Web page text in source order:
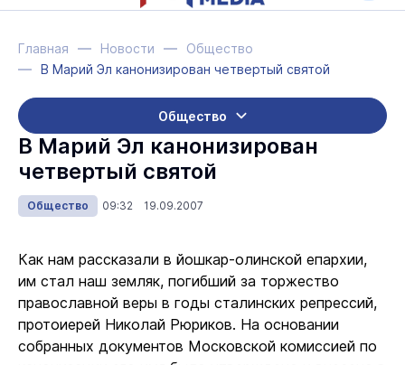
Главная Новости
Общество
В Марий Эл канонизирован четвертый святой
Общество
В Марий Эл канонизирован
четвертый святой
Общество 09:32 19.09.2007
Как нам рассказали в йошкар-олинской епархии,
им стал наш земляк, погибший за торжество
православной веры в годы сталинских репрессий,
протоиерей Николай Рюриков. На основании
собранных документов Московской комиссией по